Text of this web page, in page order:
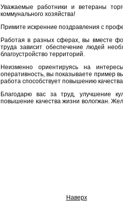
Уважаемые работники и ветераны
коммунального хозяйства!
Примите искренние поздравления с
Работая в разных сферах, вы вместе
труда зависит обеспечение людей
благоустройство территорий.
Неизменно ориентируясь на
оперативность, вы показываете пример
работа способствует повышению
Благодарю вас за труд, улучшение
повышение качества жизни вологжан.
Наверх